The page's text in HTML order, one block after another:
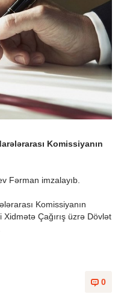
Komissiyanın
Fərman imzalayıb.
Komissiyanın
Çağırış üzrə Dövlət
0